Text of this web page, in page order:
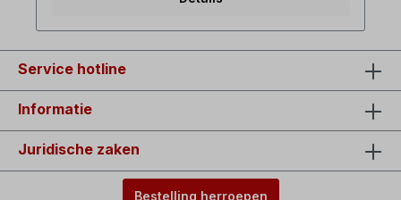
Service hotline
Informatie
Juridische zaken
Bestelling herroepen